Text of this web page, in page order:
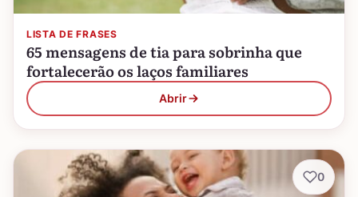
LISTA DE FRASES
65 mensagens de tia para sobrinha que
fortalecerão os laços familiares
Abrir
0